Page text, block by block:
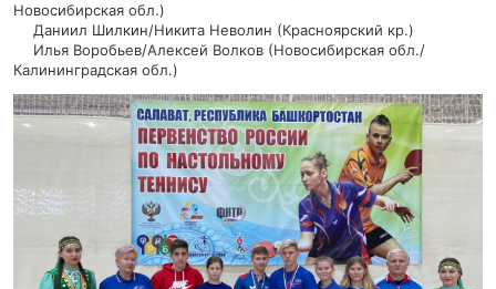
Новосибирская обл.)
Даниил Шилкин/Никита Неволин (Красноярский кр.)
Илья Воробьев/Алексей Волков (Новосибирская обл./
Калининградская обл.)